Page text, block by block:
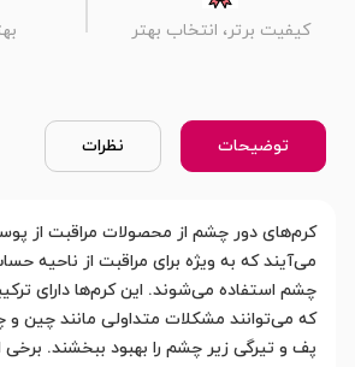
کیفیت برتر، انتخاب بهتر
توضیحات نظرات
کرم‌های دور چشم از محصولات مراقبت از
می‌آیند که به ویژه برای مراقبت از ناحیه
چشم استفاده می‌شوند. این کرم‌ها دارای
که می‌توانند مشکلات متداولی مانند چین
پف و تیرگی زیر چشم را بهبود ببخشند. برخی